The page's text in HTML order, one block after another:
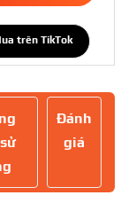
trên TikTok
Đánh
giá